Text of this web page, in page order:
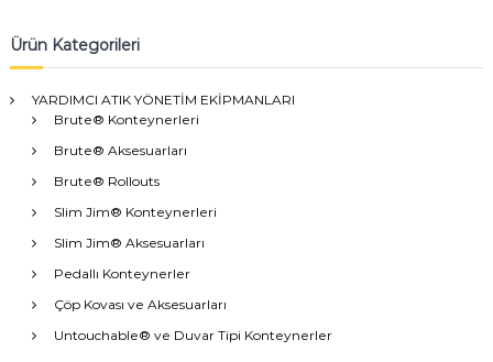
Ürün Kategorileri
YARDIMCI ATIK YÖNETİM EKİPMANLARI
Brute® Konteynerleri
Brute® Aksesuarları
Brute® Rollouts
Slim Jim® Konteynerleri
Slim Jim® Aksesuarları
Pedallı Konteynerler
Çöp Kovası ve Aksesuarları
Untouchable® ve Duvar Tipi Konteynerler